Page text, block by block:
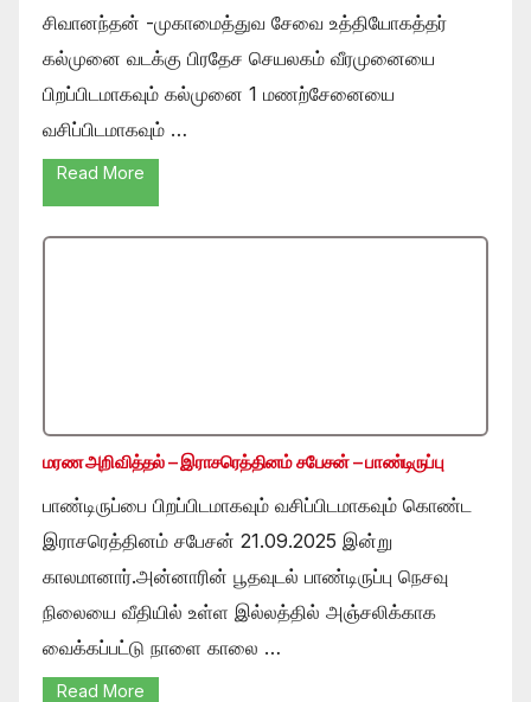
சிவானந்தன் -முகாமைத்துவ சேவை உத்தியோகத்தர்
கல்முனை வடக்கு பிரதேச செயலகம் வீரமுனையை
பிறப்பிடமாகவும் கல்முனை 1 மணற்சேனையை
வசிப்பிடமாகவும் …
Read More
மரண அறிவித்தல் – இராசரெத்தினம் சபேசன் – பாண்டிருப்பு
பாண்டிருப்பை பிறப்பிடமாகவும் வசிப்பிடமாகவும் கொண்ட
இராசரெத்தினம் சபேசன் 21.09.2025 இன்று
காலமானார்.அன்னாரின் பூதவுடல் பாண்டிருப்பு நெசவு
நிலையை வீதியில் உள்ள இல்லத்தில் அஞ்சலிக்காக
வைக்கப்பட்டு நாளை காலை …
Read More